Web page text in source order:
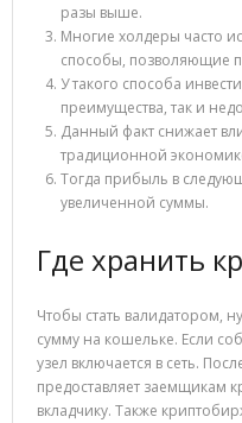
разы выше.
Многие холдеры часто
способы, позволяющие
У такого способа
преимущества, так и
Данный факт снижает
традиционной
Тогда прибыль в
увеличенной суммы.
Где хранить
Чтобы стать валидатором,
сумму на кошельке. Если
узел включается в сеть.
предоставляет заемщикам
вкладчику. Также